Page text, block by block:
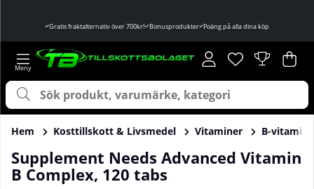
Gratis fraktalternativ över 700kr! Bonusprodukter Poäng på alla dina köp
Önskelista
Antal i
. .
Hem Kosttillskott & Livsmedel Vitaminer B-vitamin
Supplement Needs Advanced Vitamin
B Complex, 120 tabs